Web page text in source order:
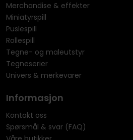
Merchandise & effekter
Miniatyrspill
Puslespill
Rollespill
Tegne- og maleutstyr
Tegneserier
Univers & merkevarer
Informasjon
Kontakt oss
Spørsmål & svar (FAQ)